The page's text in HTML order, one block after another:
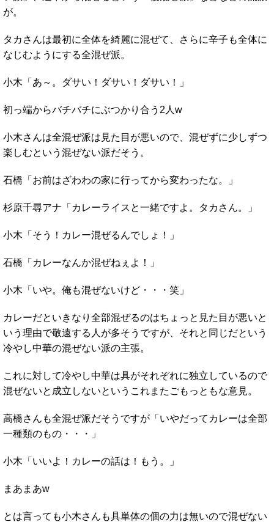
が。
タカさんは最初に全体を綺麗に混ぜて、さらに辛子も全体に
なじむようにする全混ぜ派。
小木「あ～。ダサい！ダサい！ダサい！」
初っ端からバチバチにぶつかり合う2人w
小木さんは全混ぜ派は見た目が悪いので、混ぜずに少しずつ
楽しむという混ぜない派だそう。
石橋「お前はざわわの家に行ってから変わったな。」
杉原千尋アナ「カレーライスと一緒ですよ。タカさん。」
小木「そう！カレー混ぜるんでしょ！」
石橋「カレーなんか混ぜねぇよ！」
小木「いや。俺も混ぜないけど・・・笑」
カレーだといきなり全部混ぜるのはちょっと見た目が悪いと
いう理由で敬遠する人が多そうですが、それと同じだという
冷やし中華の混ぜない派の主張。
これに対して冷やし中華は具がそれぞれに独立しているので
混ぜないと成立しないというこれまたごもっともな意見。
高橋さんも全混ぜ派だそうですが「いやだってカレーは全部
一種類のもの・・・」
小木「いいよ！カレーの話は！もう。」
まあまあw
とは言っても小木さんも具単体の個の力は無いので混ぜない